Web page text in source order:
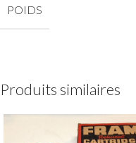
POIDS
Produits similaires